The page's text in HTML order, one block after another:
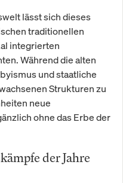
lässt sich dieses
traditionellen
integrierten
Während die alten
und staatliche
Strukturen zu
neue
ohne das Erbe der
der Jahre